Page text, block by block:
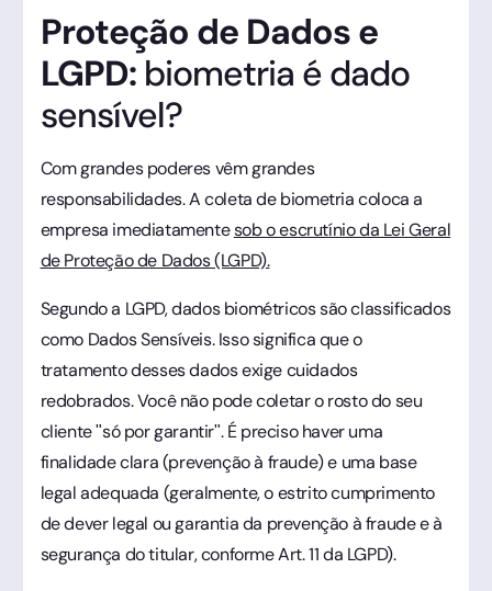
Proteção de Dados e
LGPD: biometria é dado
sensível?
Com grandes poderes vêm grandes
responsabilidades. A coleta de biometria coloca a
empresa imediatamentesob o escrutínio da Lei Geral
de Proteção de Dados (LGPD).
Segundo a LGPD, dados biométricos são classificados
como Dados Sensíveis. Isso significa que o
tratamento desses dados exige cuidados
redobrados. Você não pode coletar o rosto do seu
cliente "só por garantir". É preciso haver uma
finalidade clara (prevenção à fraude) e uma base
legal adequada (geralmente, o estrito cumprimento
de dever legal ou garantia da prevenção à fraude e à
segurança do titular, conforme Art. 11 da LGPD).